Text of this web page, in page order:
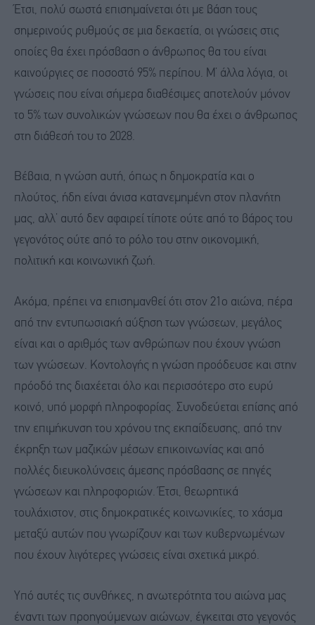
Έτσι, πολύ σωστά επισημαίνεται ότι με βάση τους
σημερινούς ρυθμούς σε μια δεκαετία, οι γνώσεις στις
οποίες θα έχει πρόσβαση ο άνθρωπος θα του είναι
καινούργιες σε ποσοστό 95% περίπου. Μ’ άλλα λόγια, οι
γνώσεις που είναι σήμερα διαθέσιμες αποτελούν μόνον
το 5% των συνολικών γνώσεων που θα έχει ο άνθρωπος
στη διάθεσή του το 2028.
Βέβαια, η γνώση αυτή, όπως η δημοκρατία και ο
πλούτος, ήδη είναι άνισα κατανεμημένη στον πλανήτη
μας, αλλ’ αυτό δεν αφαιρεί τίποτε ούτε από το βάρος του
γεγονότος ούτε από το ρόλο του στην οικονομική,
πολιτική και κοινωνική ζωή.
Ακόμα, πρέπει να επισημανθεί ότι στον 21ο αιώνα, πέρα
από την εντυπωσιακή αύξηση των γνώσεων, μεγάλος
είναι και ο αριθμός των ανθρώπων που έχουν γνώση
των γνώσεων. Κοντολογής η γνώση προόδευσε και στην
πρόοδό της διαχέεται όλο και περισσότερο στο ευρύ
κοινό, υπό μορφή πληροφορίας. Συνοδεύεται επίσης από
την επιμήκυνση του χρόνου της εκπαίδευσης, από την
έκρηξη των μαζικών μέσων επικοινωνίας και από
πολλές διευκολύνσεις άμεσης πρόσβασης σε πηγές
γνώσεων και πληροφοριών. Έτσι, θεωρητικά
τουλάχιστον, στις δημοκρατικές κοινωνικίες, το χάσμα
μεταξύ αυτών που γνωρίζουν και των κυβερνωμένων
που έχουν λιγότερες γνώσεις είναι σχετικά μικρό.
Υπό αυτές τις συνθήκες, η ανωτερότητα του αιώνα μας
έναντι των προηγούμενων αιώνων, έγκειται στο γεγονός